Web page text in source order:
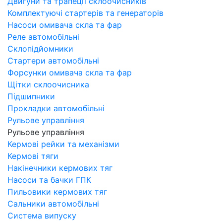
Комплектуючі стартерів та генераторів
Насоси омивача скла та фар
Реле автомобільні
Склопідйомники
Стартери автомобільні
Форсунки омивача скла та фар
Щітки склоочисника
Підшипники
Прокладки автомобільні
Рульове управління
Рульове управління
Кермові рейки та механізми
Кермові тяги
Накінечники кермових тяг
Насоси та бачки ГПК
Пильовики кермових тяг
Сальники автомобільні
Система випуску